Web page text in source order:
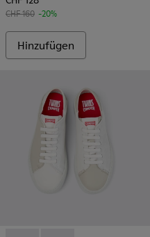
CHF 160 -20%
Hinzufügen